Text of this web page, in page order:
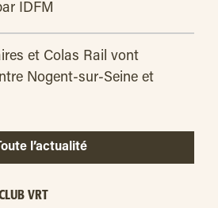
IDFM
et Colas Rail vont
Nogent-sur-Seine et
l’actualité
VRT